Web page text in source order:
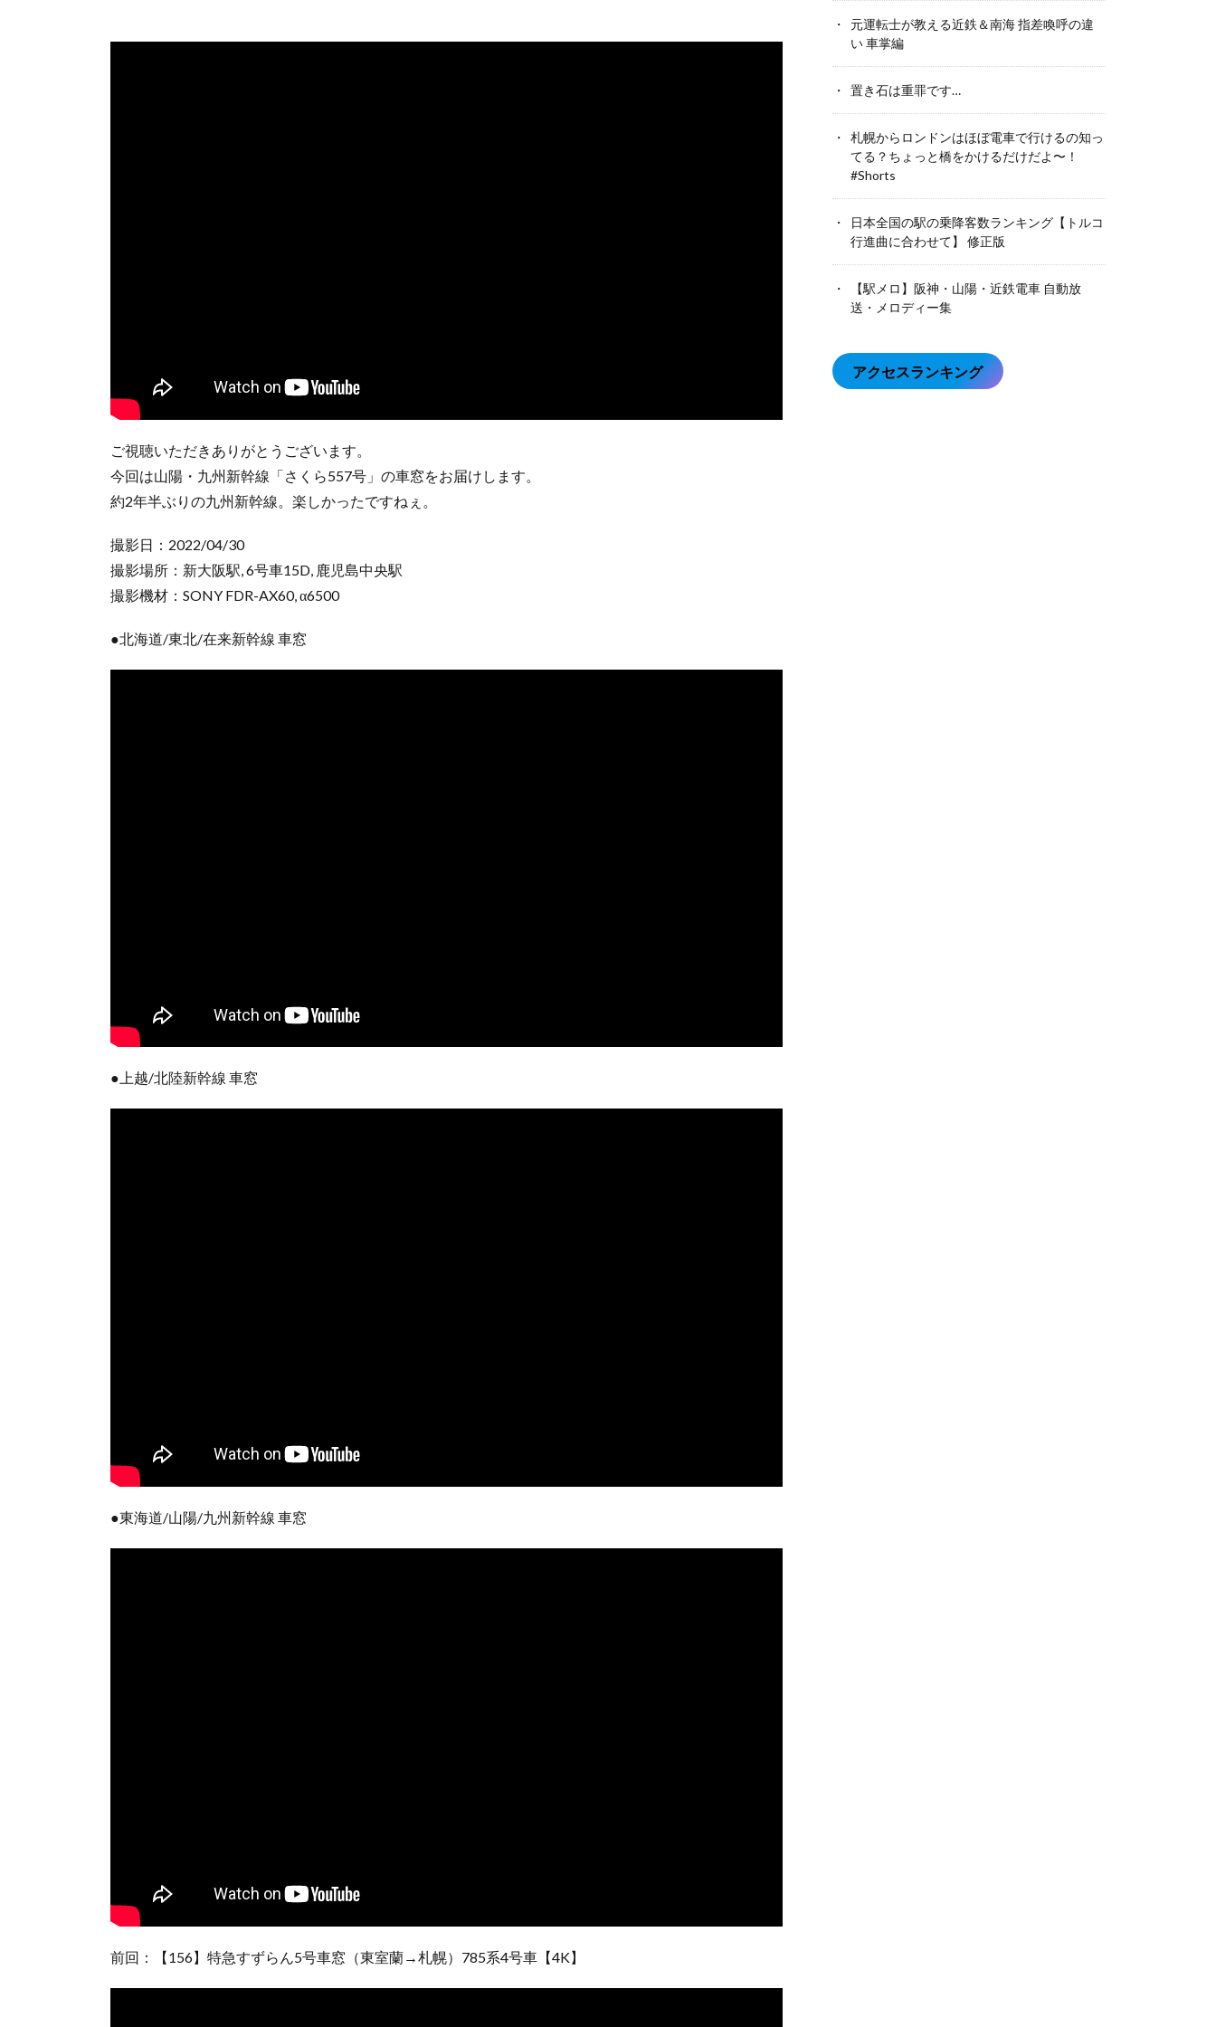
ご視聴いただきありがとうございます。
今回は山陽・九州新幹線「さくら557号」の車窓をお届けします。
約2年半ぶりの九州新幹線。楽しかったですねぇ。
撮影日：2022/04/30
撮影場所：新大阪駅, 6号車15D, 鹿児島中央駅
撮影機材：SONY FDR-AX60, α6500
●北海道/東北/在来新幹線 車窓
●上越/北陸新幹線 車窓
●東海道/山陽/九州新幹線 車窓
前回：【156】特急すずらん5号車窓（東室蘭→札幌）785系4号車【4K】
元運転士が教える近鉄＆南海 指差喚呼の違
い 車掌編
置き石は重罪です…
札幌からロンドンはほぼ電車で行けるの知っ
てる？ちょっと橋をかけるだけだよ〜！
#Shorts
日本全国の駅の乗降客数ランキング【トルコ
行進曲に合わせて】 修正版
【駅メロ】阪神・山陽・近鉄電車 自動放
送・メロディー集
アクセスランキング